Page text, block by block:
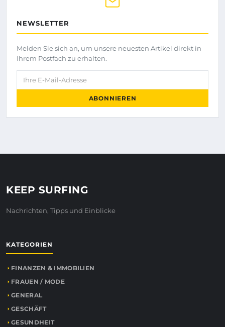
NEWSLETTER
Melden Sie sich an, um unsere neuesten Artikel direkt in
Ihrem Postfach zu erhalten.
Ihre E-Mail-Adresse
ABONNIEREN
KEEP SURFING
Nachrichten, Tipps und Einblicke
KATEGORIEN
FINANZEN & IMMOBILIEN
FRAUEN / MODE
GENERAL
GESCHÄFT
GESUNDHEIT